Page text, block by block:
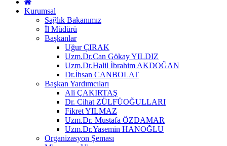
Kurumsal
Sağlık Bakanımız
İl Müdürü
Başkanlar
Uğur ÇIRAK
Uzm.Dr.Can Gökay YILDIZ
Uzm.Dr.Halil İbrahim AKDOĞAN
Dr.İhsan CANBOLAT
Başkan Yardımcıları
Ali ÇAKIRTAŞ
Dr. Cihat ZÜLFÜOĞULLARI
Fikret YILMAZ
Uzm.Dr. Mustafa ÖZDAMAR
Uzm.Dr.Yasemin HANOĞLU
Organizasyon Şeması